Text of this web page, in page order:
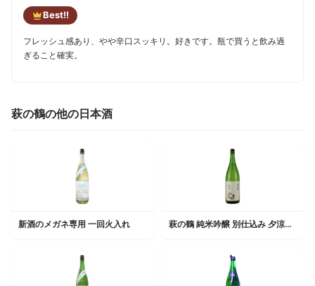
Best!!
フレッシュ感あり、やや辛口スッキリ。好きです。瓶で買うと飲み過
ぎること確実。
萩の鶴の他の日本酒
新酒のメガネ専用 一回火入れ 萩の鶴 純米吟醸 別仕込み 夕涼み 猫ラベル